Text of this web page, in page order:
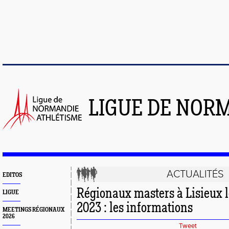
LIGUE DE
EDITOS
LIGUE
MEETINGS RÉGIONAUX
2026
ACTUALITÉS
Régionaux masters à Lisieux
2023 : les informations
Tweet